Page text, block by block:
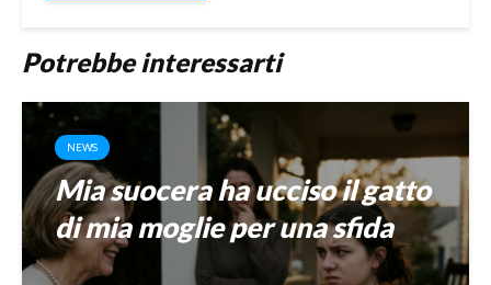
Potrebbe interessarti
NEWS
Mia suocera ha ucciso il gatto
di mia moglie per una sfida